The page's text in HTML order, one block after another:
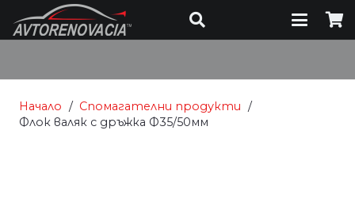
Начало / Спомагателни продукти /
Флок валяк с дръжка Ф35/50мм